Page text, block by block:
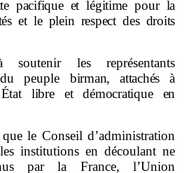
pacifique et légitime pour la
et le plein respect des droits
les représentants
peuple birman, attachés à
libre et démocratique en
le Conseil d’administration
institutions en découlant ne
par la France, l’Union